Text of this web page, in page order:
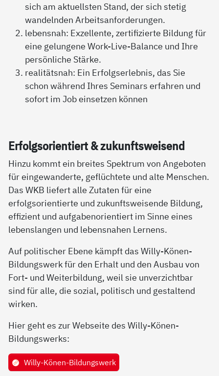
sich am aktuellsten Stand, der sich stetig
wandelnden Arbeitsanforderungen.
lebensnah: Exzellente, zertifizierte Bildung für
eine gelungene Work-Live-Balance und Ihre
persönliche Stärke.
realitätsnah: Ein Erfolgserlebnis, das Sie
schon während Ihres Seminars erfahren und
sofort im Job einsetzen können
Er­folgs­o­ri­en­tiert & zu­kunfts­wei­send
Hinzu kommt ein breites Spektrum von Angeboten
für eingewanderte, geflüchtete und alte Menschen.
Das WKB liefert alle Zutaten für eine
erfolgsorientierte und zukunftsweisende Bildung,
effizient und aufgabenorientiert im Sinne eines
lebenslangen und lebensnahen Lernens.
Auf politischer Ebene kämpft das Willy-Könen-
Bildungswerk für den Erhalt und den Ausbau von
Fort- und Weiterbildung, weil sie unverzichtbar
sind für alle, die sozial, politisch und gestaltend
wirken.
Hier geht es zur Webseite des Willy-Könen-
Bildungswerks:
Willy-Könen-Bildungswerk